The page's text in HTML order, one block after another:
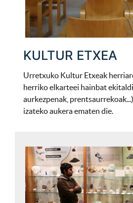
KULTUR ETXEA
Urretxuko Kultur Etxeak
herriko elkarteei hainbat
aurkezpenak,
izateko aukera ematen die.